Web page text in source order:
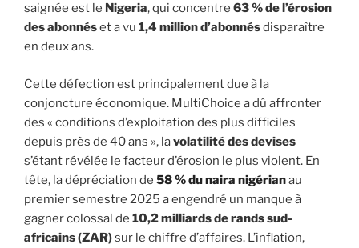
saignée est le Nigeria, qui concentre 63 % de l’érosion
des abonnéset a vu 1,4 million d’abonnésdisparaître
en deux ans.
Cette défection est principalement due à la
conjoncture économique. MultiChoice a dû affronter
des « conditions d’exploitation des plus difficiles
depuis près de 40 ans », lavolatilité des devises
s’étant révélée le facteur d’érosion le plus violent. En
tête, la dépréciation de 58 % du naira nigérianau
premier semestre 2025 a engendré un manque à
gagner colossal de 10,2 milliards de rands sud-
africains (ZAR)sur le chiffre d’affaires. L’inflation,